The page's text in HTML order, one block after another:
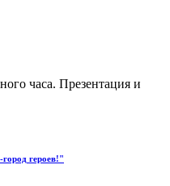
часа. Презентация и
героев!"